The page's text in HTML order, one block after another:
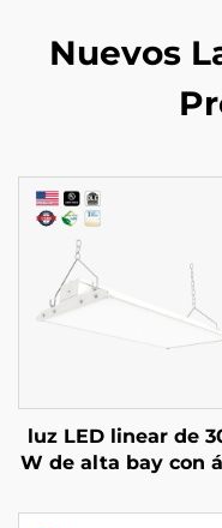
Nuevos
luz LED linear de
W de alta bay con
dos, garantía de 5